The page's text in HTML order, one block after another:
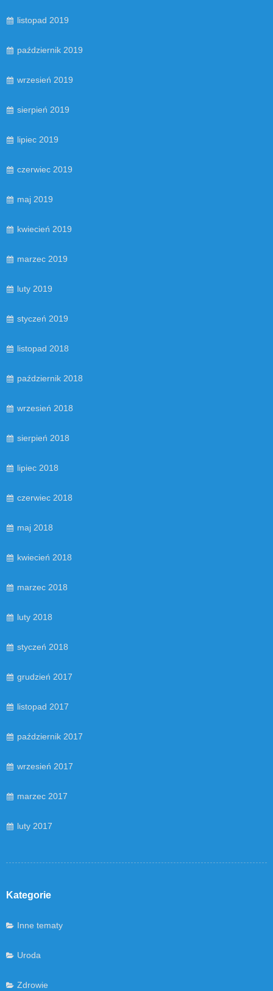
listopad 2019
październik 2019
wrzesień 2019
sierpień 2019
lipiec 2019
czerwiec 2019
maj 2019
kwiecień 2019
marzec 2019
luty 2019
styczeń 2019
listopad 2018
październik 2018
wrzesień 2018
sierpień 2018
lipiec 2018
czerwiec 2018
maj 2018
kwiecień 2018
marzec 2018
luty 2018
styczeń 2018
grudzień 2017
listopad 2017
październik 2017
wrzesień 2017
marzec 2017
luty 2017
Kategorie
Inne tematy
Uroda
Zdrowie